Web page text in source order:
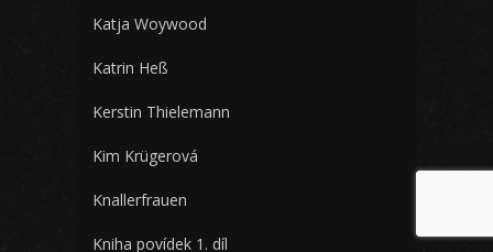
Katja Woywood
Katrin Heß
Kerstin Thielemann
Kim Krügerová
Knallerfrauen
Kniha povídek 1. díl